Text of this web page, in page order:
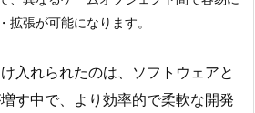
拡張が可能になります。
入れられたのは、ソフトウェアと
す中で、より効率的で柔軟な開発